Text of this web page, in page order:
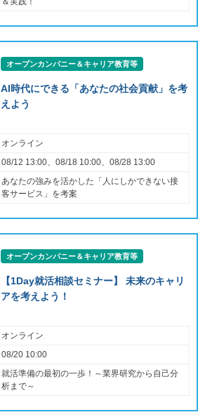
オープンカンパニー＆キャリア教育等
AI時代にできる「あなたの社会貢献」を考
えよう
オンライン
08/12 13:00、08/18 10:00、08/28 13:00
あなたの強みを活かした「人にしかできない接
客サービス」を考案
オープンカンパニー＆キャリア教育等
【1Day就活相談セミナー】 未来のキャリ
アを考えよう！
オンライン
08/20 10:00
就活準備の最初の一歩！～業界研究から自己分
析まで～